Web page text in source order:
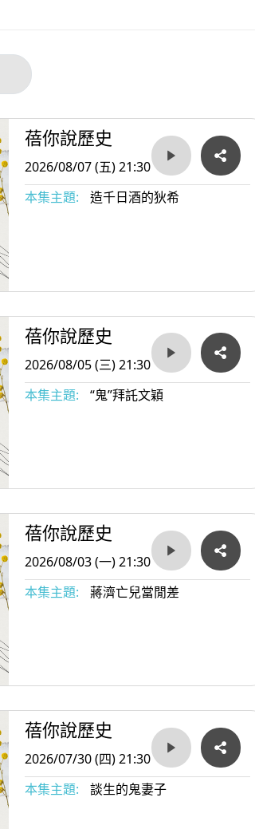
蓓你說歷史
2026/08/07 (五) 21:30
本集主題:
造千日酒的狄希
蓓你說歷史
2026/08/05 (三) 21:30
本集主題:
“鬼”拜託文穎
蓓你說歷史
2026/08/03 (一) 21:30
本集主題:
蔣濟亡兒當閒差
蓓你說歷史
2026/07/30 (四) 21:30
本集主題:
談生的鬼妻子